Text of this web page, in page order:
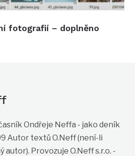
fotografií – doplněno
Ondřeje Neffa - jako deník
Autor textů O.Neff (není-li
autor). Provozuje O.Neff s.r.o. -